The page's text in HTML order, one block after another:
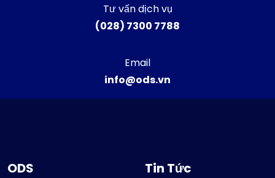
Tư vấn dịch vụ
(028) 7300 7788
Email
info@ods.vn
ODS Tin Tức